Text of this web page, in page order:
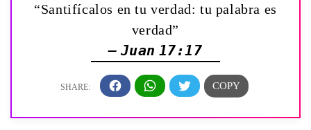
“Santifícalos en tu verdad: tu palabra es
verdad”
— Juan 17:17